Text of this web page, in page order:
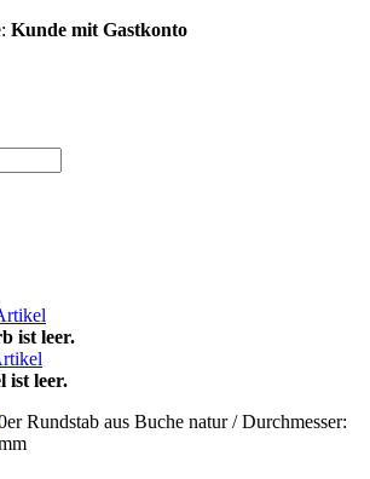
Kunde mit Gastkonto
ist leer.
ist leer.
Rundstab aus Buche natur / Durchmesser: